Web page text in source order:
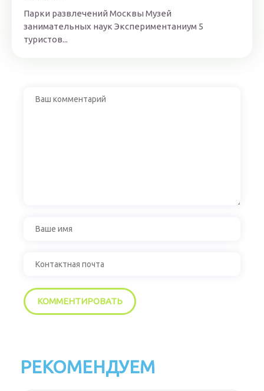
Парки развлечений Москвы Музей
занимательных наук Экспериментаниум 5
туристов...
РЕКОМЕНДУЕМ